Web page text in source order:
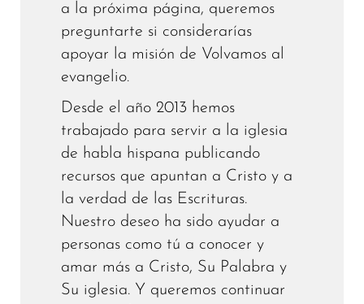
a la próxima página, queremos
preguntarte si considerarías
apoyar la misión de Volvamos al
evangelio.
Desde el año 2013 hemos
trabajado para servir a la iglesia
de habla hispana publicando
recursos que apuntan a Cristo y a
la verdad de las Escrituras.
Nuestro deseo ha sido ayudar a
personas como tú a conocer y
amar más a Cristo, Su Palabra y
Su iglesia. Y queremos continuar